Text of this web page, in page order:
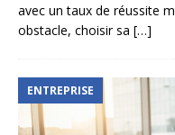
avec un taux de réussite
obstacle, choisir sa […]
ENTREPRISE